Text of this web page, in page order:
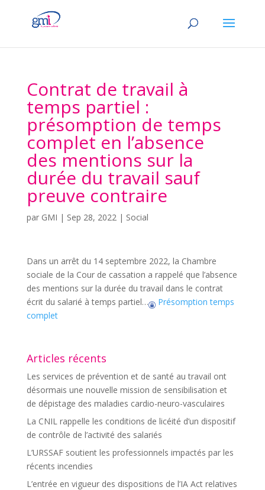
Contrat de travail à
temps partiel :
présomption de temps
complet en l’absence
des mentions sur la
durée du travail sauf
preuve contraire
par GMI | Sep 28, 2022| Social
Dans un arrêt du 14 septembre 2022, la Chambre
sociale de la Cour de cassation a rappelé que l’absence
des mentions sur la durée du travail dans le contrat
écrit du salarié à temps partiel…
Présomption temps
complet
Articles récents
Les services de prévention et de santé au travail ont
désormais une nouvelle mission de sensibilisation et
de dépistage des maladies cardio-neuro-vasculaires
La CNIL rappelle les conditions de licéité d’un dispositif
de contrôle de l’activité des salariés
L’URSSAF soutient les professionnels impactés par les
récents incendies
L’entrée en vigueur des dispositions de l’IA Act relatives